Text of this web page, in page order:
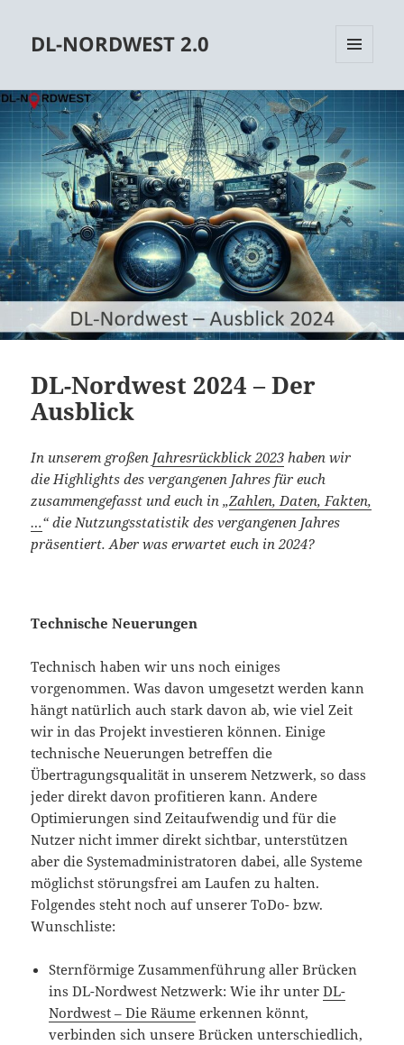
DL-NORDWEST 2.0
DL-Nordwest 2024 – Der
Ausblick
In unserem großen Jahresrückblick 2023 haben wir
die Highlights des vergangenen Jahres für euch
zusammengefasst und euch in „Zahlen, Daten, Fakten,
…“ die Nutzungsstatistik des vergangenen Jahres
präsentiert. Aber was erwartet euch in 2024?
Technische Neuerungen
Technisch haben wir uns noch einiges
vorgenommen. Was davon umgesetzt werden kann
hängt natürlich auch stark davon ab, wie viel Zeit
wir in das Projekt investieren können. Einige
technische Neuerungen betreffen die
Übertragungsqualität in unserem Netzwerk, so dass
jeder direkt davon profitieren kann. Andere
Optimierungen sind Zeitaufwendig und für die
Nutzer nicht immer direkt sichtbar, unterstützen
aber die Systemadministratoren dabei, alle Systeme
möglichst störungsfrei am Laufen zu halten.
Folgendes steht noch auf unserer ToDo- bzw.
Wunschliste:
Sternförmige Zusammenführung aller Brücken
ins DL-Nordwest Netzwerk: Wie ihr unterDL-
Nordwest – Die Räume erkennen könnt,
verbinden sich unsere Brücken unterschiedlich,